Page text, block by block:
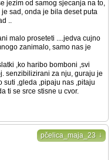
jezim od samog sjecanja na to,
sad, onda je bila deset puta
..
malo proseteti ....jedva cujno
zanimalo, samo nas je
,ko haribo bomboni ,svi
senzibilizirani za nju, guraju je
suti ,gleda ,pipaju nas ,pitaju
ti se srce stisne u cvor.
pčelica_maja_23 ↓